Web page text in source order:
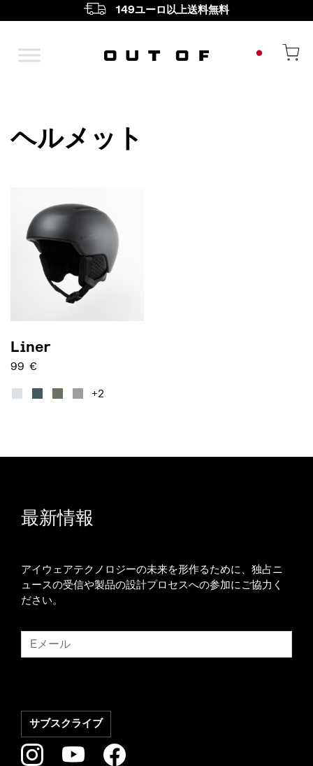
149ユーロ以上送料無料
メインナビゲーション
ヘルメット
Liner
99 €
+2
最新情報
アイウェアテクノロジーの未来を形作るために、独占ニ
ュースの受信や製品の設計プロセスへの参加にご協力く
ださい。